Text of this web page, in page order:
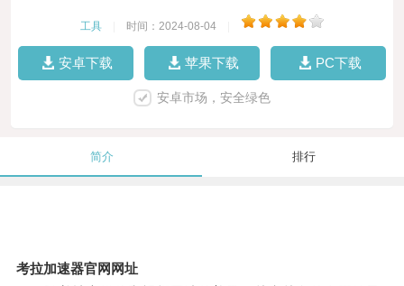
工具 时间：2024-08-04
安卓下载 苹果下载 PC下载
安卓市场，安全绿色
简介 排行
考拉加速器官网网址